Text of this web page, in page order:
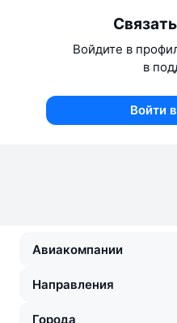
Войдите в
в
Войти
Авиакомпании
Направления
Города